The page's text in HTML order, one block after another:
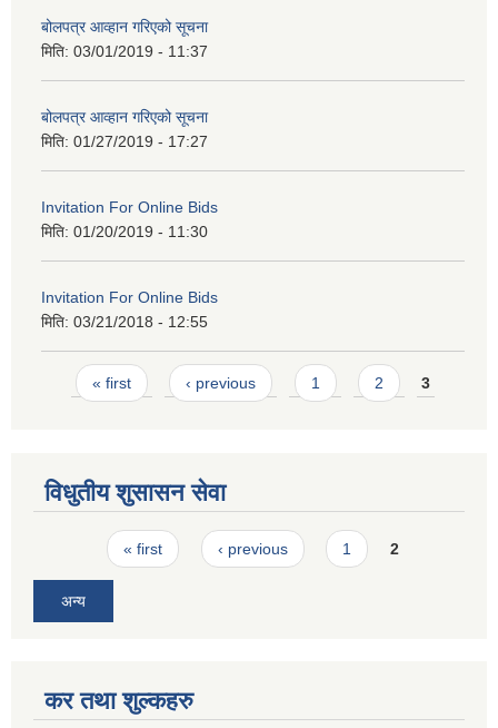
बोलपत्र आव्हान गरिएको सूचना
मिति: 03/01/2019 - 11:37
बोलपत्र आव्हान गरिएको सूचना
मिति: 01/27/2019 - 17:27
Invitation For Online Bids
मिति: 01/20/2019 - 11:30
Invitation For Online Bids
मिति: 03/21/2018 - 12:55
Pages
« first ‹ previous 1 2 3
विधुतीय शुसासन सेवा
Pages« first ‹ previous 1 2
अन्य
कर तथा शुल्कहरु